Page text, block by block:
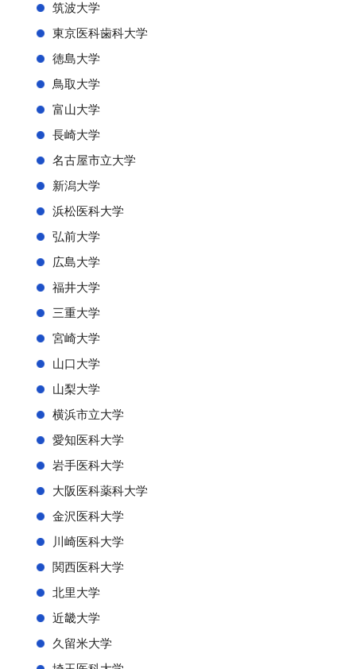
筑波大学
東京医科歯科大学
徳島大学
鳥取大学
富山大学
長崎大学
名古屋市立大学
新潟大学
浜松医科大学
弘前大学
広島大学
福井大学
三重大学
宮崎大学
山口大学
山梨大学
横浜市立大学
愛知医科大学
岩手医科大学
大阪医科薬科大学
金沢医科大学
川崎医科大学
関西医科大学
北里大学
近畿大学
久留米大学